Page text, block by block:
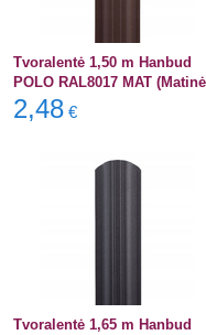
Tvoralentė 1,50 m Hanbud
POLO RAL8017 MAT
2,48 €
Tvoralentė 1,65 m Hanbud